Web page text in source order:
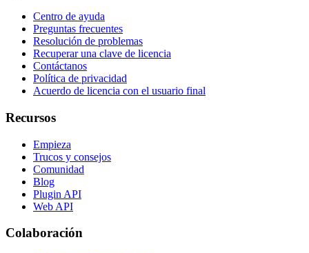
Centro de ayuda
Preguntas frecuentes
Resolución de problemas
Recuperar una clave de licencia
Contáctanos
Política de privacidad
Acuerdo de licencia con el usuario final
Recursos
Empieza
Trucos y consejos
Comunidad
Blog
Plugin API
Web API
Colaboración